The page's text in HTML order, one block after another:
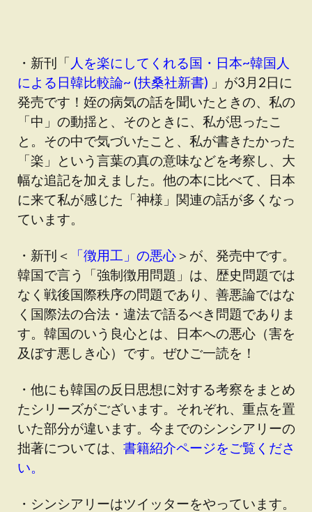
・新刊「 人を楽にしてくれる国・日本~韓国人
による日韓比較論~ (扶桑社新書) 」が3月2日に
発売です！姪の病気の話を聞いたときの、私の
「中」の動揺と、そのときに、私が思ったこ
と。その中で気づいたこと、私が書きたかった
「楽」という言葉の真の意味などを考察し、大
幅な追記を加えました。他の本に比べて、日本
に来て私が感じた「神様」関連の話が多くなっ
ています。
・新刊＜ 「徴用工」の悪心＞が、発売中です。
韓国で言う「強制徴用問題」は、歴史問題では
なく戦後国際秩序の問題であり、善悪論ではな
く国際法の合法・違法で語るべき問題でありま
す。韓国のいう良心とは、日本への悪心（害を
及ぼす悪しき心）です。ぜひご一読を！
・他にも韓国の反日思想に対する考察をまとめ
たシリーズがございます。それぞれ、重点を置
いた部分が違います。今までのシンシアリーの
拙著については、 書籍紹介ページをご覧くださ
い。
・シンシアリーはツイッターをやっています。